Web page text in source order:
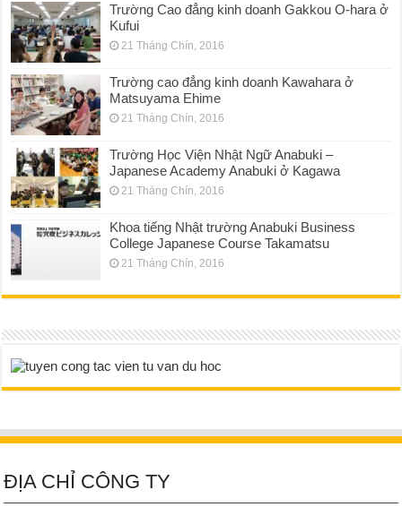
Trường Cao đẳng kinh doanh Gakkou O-hara ở
Kufui
21 Tháng Chín, 2016
Trường cao đẳng kinh doanh Kawahara ở
Matsuyama Ehime
21 Tháng Chín, 2016
Trường Học Viện Nhật Ngữ Anabuki –
Japanese Academy Anabuki ở Kagawa
21 Tháng Chín, 2016
Khoa tiếng Nhật trường Anabuki Business
College Japanese Course Takamatsu
21 Tháng Chín, 2016
ĐỊA CHỈ CÔNG TY